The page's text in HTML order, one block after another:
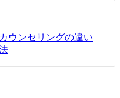
ウンセリングの違い